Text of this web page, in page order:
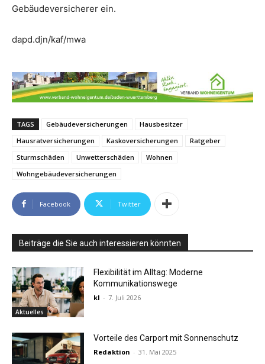
Gebäudeversicherer ein.
dapd.djn/kaf/mwa
TAGS Gebäudeversicherungen
Hausbesitzer
Hausratversicherungen
Kaskoversicherungen
Ratgeber
Sturmschäden
Unwetterschäden
Wohnen
Wohngebäudeversicherungen
Facebook Twitter
Beiträge die Sie auch interessieren könnten
Aktuelles
Flexibilität im Alltag: Moderne
Kommunikationswege
kl - 7. Juli 2026
Vorteile des Carport mit Sonnenschutz
Redaktion - 31. Mai 2025